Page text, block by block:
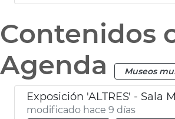
Contenidos
Agenda
Museos
modificado hace 9 días